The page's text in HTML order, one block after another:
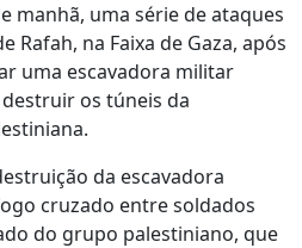
manhã, uma série de ataques
Rafah, na Faixa de Gaza, após
uma escavadora militar
os túneis da
da escavadora
cruzado entre soldados
do grupo palestiniano, que